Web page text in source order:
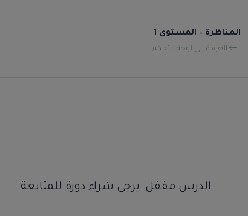
المناظرة – المستوى 1
العودة إلى لوحة التحكم
الدرس مقفل. يرجى شراء دورة للمتابعة.